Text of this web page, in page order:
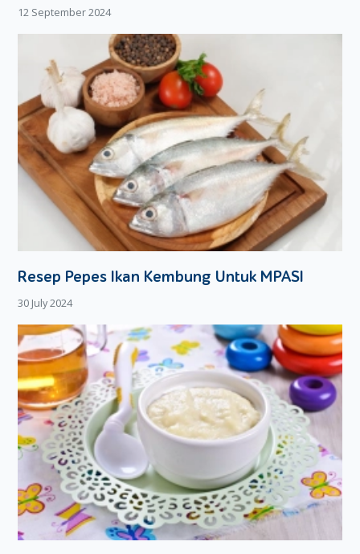
12 September 2024
Resep Pepes Ikan Kembung Untuk MPASI
30 July 2024